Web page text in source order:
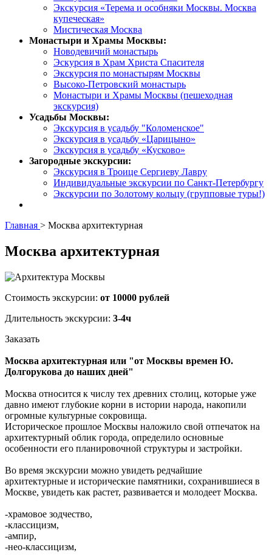
Экскурсия «Терема и особняки Москвы. Москва
купеческая»
Мистическая Москва
Монастыри и Храмы Москвы:
Новодевичий монастырь
Эскурсия в Храм Христа Спасителя
Экскурсия по монастырям Москвы
Высоко-Петровский монастырь
Монастыри и Храмы Москвы (пешеходная
экскурсия)
Усадьбы Москвы:
Экскурсия в усадьбу "Коломенское"
Экскурсия в усадьбу «Царицыно»
Экскурсия в усадьбу «Кусково»
Загородные экскурсии:
Экскурсия в Троице Сергиеву Лавру
Индивидуальные экскурсии по Санкт-Петербургу
Экскурсии по Золотому кольцу (групповые туры!)
Главная > Москва архитектурная
Москва архитектурная
Стоимость экскурсии: от 10000 рублей
Длительность экскурсии: 3-4ч
Заказать
Москва архитектурная или "от Москвы времен Ю.
Долгорукова до наших дней"
Москва относится к числу тех древних столиц, которые уже
давно имеют глубокие корни в истории народа, накопили
огромные культурные сокровища.
Историческое прошлое Москвы наложило свой отпечаток на
архитектурный облик города, определило основные
особенности его планировочной структуры и застройки.
Во время экскурсии можно увидеть редчайшие
архитектурные и исторические памятники, сохранившиеся в
Москве, увидеть как растет, развивается и молодеет Москва.
-храмовое зодчество,
-классицизм,
-ампир,
-нео-классицизм,